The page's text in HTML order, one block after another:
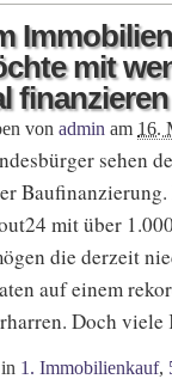
mit
finanzieren
von admin am 16.
sehen
mit über
die derzeit
auf einem
Doch
1. Immobilienkauf,